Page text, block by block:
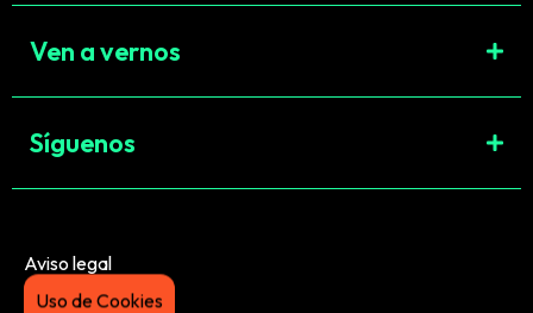
Ven a vernos
Síguenos
Aviso legal
Uso de Cookies